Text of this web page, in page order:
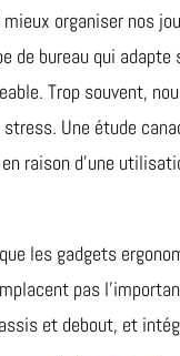
organiser nos
de bureau qui
Trop souvent,
Une étude
raison d’une
les gadgets
pas
et debout, et